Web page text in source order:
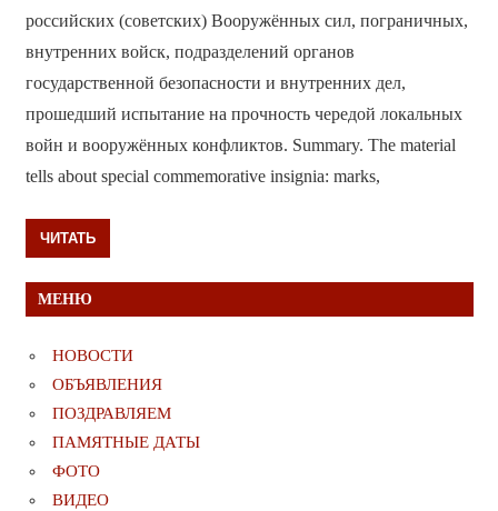
российских (советских) Вооружённых сил, пограничных,
внутренних войск, подразделений органов
государственной безопасности и внутренних дел,
прошедший испытание на прочность чередой локальных
войн и вооружённых конфликтов. Summary. The material
tells about special commemorative insignia: marks,
ЧИТАТЬ
МЕНЮ
НОВОСТИ
ОБЪЯВЛЕНИЯ
ПОЗДРАВЛЯЕМ
ПАМЯТНЫЕ ДАТЫ
ФОТО
ВИДЕО